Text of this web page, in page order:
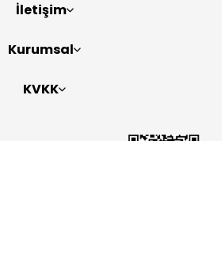
İletişim
Kurumsal
KVKK